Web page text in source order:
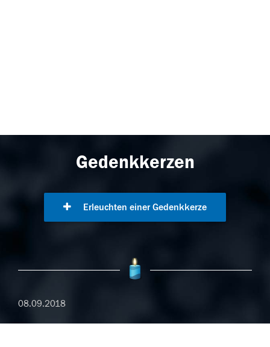
Gedenkkerzen
Erleuchten einer Gedenkkerze
08.09.2018